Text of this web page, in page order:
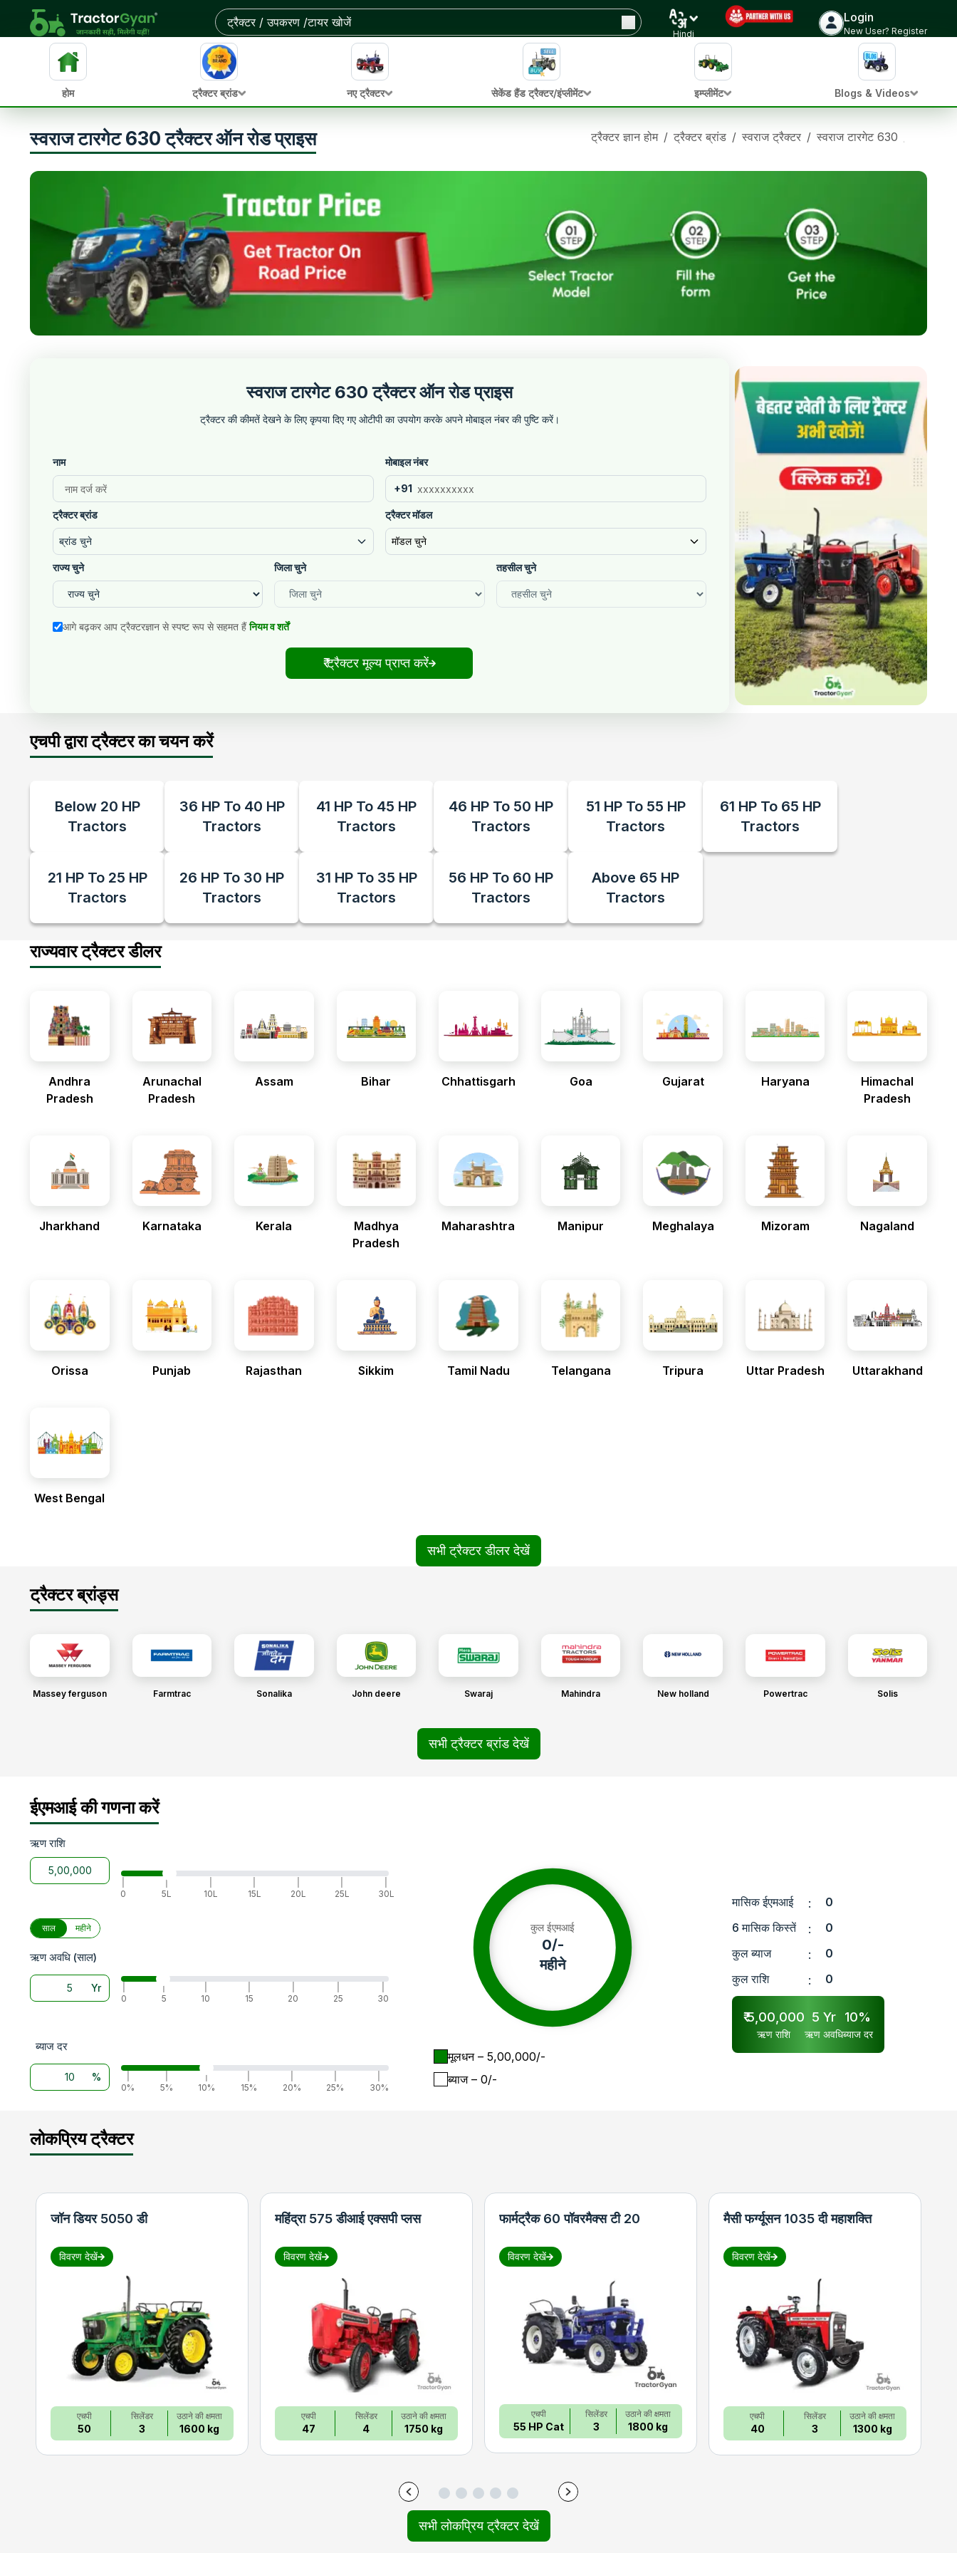
Hindi
Login
New User? Register
होम ट्रैक्टर ब्रांड नए ट्रैक्टर सेकेंड हैंड ट्रैक्टर/इंप्लीमेंट इम्प्लीमेंट Blogs & Videos
स्वराज टारगेट 630 ट्रैक्टर ऑन रोड प्राइस ट्रैक्टर ज्ञान होम / ट्रैक्टर ब्रांड / स्वराज ट्रैक्टर / स्वराज टारगेट 630
स्वराज टारगेट 630 ट्रैक्टर ऑन रोड प्राइस
ट्रैक्टर की कीमतें देखने के लिए कृपया दिए गए ओटीपी का उपयोग करके अपने मोबाइल नंबर की पुष्टि करें।
नाम मोबाइल नंबर
+91
ट्रैक्टर ब्रांड
ब्रांड चुने
ट्रैक्टर मॉडल
मॉडल चुने
राज्य चुने जिला चुने तहसील चुने
आगे बढ़कर आप ट्रैक्टरज्ञान से स्पष्ट रूप से सहमत हैं नियम व शर्तें
₹ ट्रैक्टर मूल्य प्राप्त करें
एचपी द्वारा ट्रैक्टर का चयन करें
Below 20 HP
Tractors
36 HP To 40 HP
Tractors
41 HP To 45 HP
Tractors
46 HP To 50 HP
Tractors
51 HP To 55 HP
Tractors
61 HP To 65 HP
Tractors
21 HP To 25 HP
Tractors
26 HP To 30 HP
Tractors
31 HP To 35 HP
Tractors
56 HP To 60 HP
Tractors
Above 65 HP
Tractors
राज्यवार ट्रैक्टर डीलर
Andhra
Pradesh
Arunachal
Pradesh
Assam Bihar Chhattisgarh Goa Gujarat Haryana
Himachal
Pradesh
Jharkhand Karnataka Kerala
Madhya
Pradesh
Maharashtra Manipur Meghalaya Mizoram Nagaland
Orissa Punjab Rajasthan Sikkim Tamil Nadu Telangana Tripura Uttar Pradesh Uttarakhand
West Bengal
सभी ट्रैक्टर डीलर देखें
ट्रैक्टर ब्रांड्स
Massey ferguson Farmtrac Sonalika John deere Swaraj Mahindra New holland Powertrac Solis
सभी ट्रैक्टर ब्रांड देखें
ईएमआई की गणना करें
ऋण राशि
0
|
5L
10L
15L
20L
25L
30L
साल महीने
ऋण अवधि (साल)
Yr
0
|
5
10
15
20
25
30
ब्याज दर
%
0%
5%
|
10%
15%
20%
25%
30%
कुल ईएमआई
0/-
महीने
मूलधन– ₹ 5,00,000/-
ब्याज– ₹ 0/-
मासिक ईएमआई :
0
6 मासिक किस्तें
:
0
कुल ब्याज
:
0
कुल राशि
: 0
₹5,00,000
ऋण राशि
5 Yr
ऋण अवधि
10%
ब्याज दर
लोकप्रिय ट्रैक्टर
जॉन डियर 5050 डी
विवरण देखें
एचपी
50
सिलेंडर
3
उठाने की क्षमता
1600 kg
महिंद्रा 575 डीआई एक्सपी प्लस
विवरण देखें
एचपी
47
सिलेंडर
4
उठाने की क्षमता
1750 kg
फार्मट्रैक 60 पॉवरमैक्स टी 20
विवरण देखें
एचपी
55 HP Cat
सिलेंडर
3
उठाने की क्षमता
1800 kg
मैसी फर्ग्यूसन 1035 दी महाशक्ति
विवरण देखें
एचपी
40
सिलेंडर
3
उठाने की क्षमता
1300 kg
सभी लोकप्रिय ट्रैक्टर देखें